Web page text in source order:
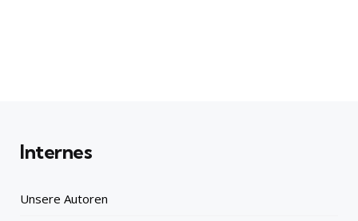
Internes
Unsere Autoren